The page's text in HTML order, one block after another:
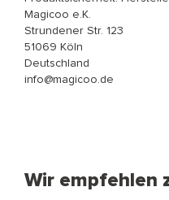
Magicoo e.K.
Strundener Str. 123
51069 Köln
Deutschland
info@magicoo.de
Wir empfehlen